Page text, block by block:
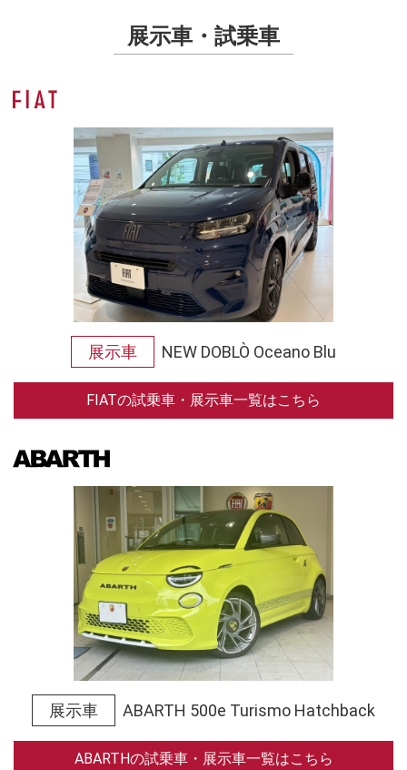
展示車・試乗車
展示車 NEW DOBLÒ Oceano Blu
FIATの試乗車・展示車一覧はこちら
展示車 ABARTH 500e Turismo Hatchback
ABARTHの試乗車・展示車一覧はこちら